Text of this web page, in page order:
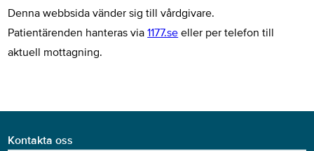
Denna webbsida vänder sig till vårdgivare.
Patientärenden hanteras via1177.se eller per telefon till
aktuell mottagning.
Kontakta oss